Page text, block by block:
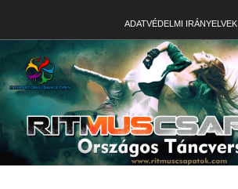
ADATVÉDELMI IRÁNYELVEK